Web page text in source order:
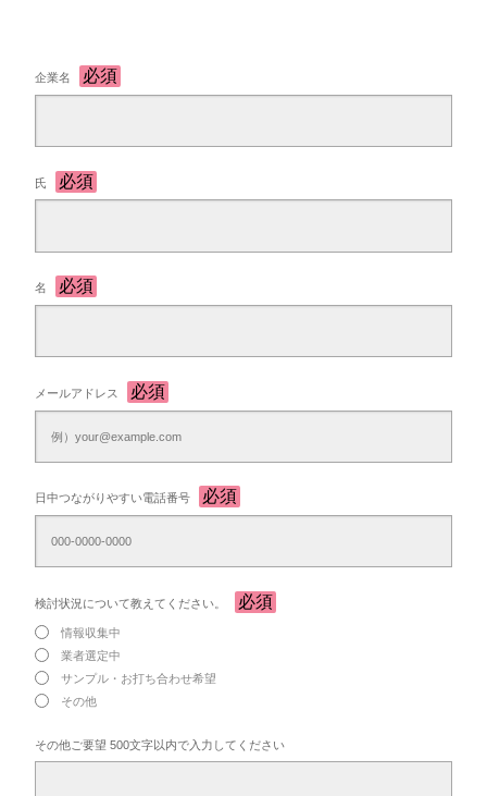
企業名
氏
名
メールアドレス
日中つながりやすい電話番号
検討状況について教えてください。
情報収集中
業者選定中
サンプル・お打ち合わせ希望
その他
その他ご要望 500文字以内で入力してください